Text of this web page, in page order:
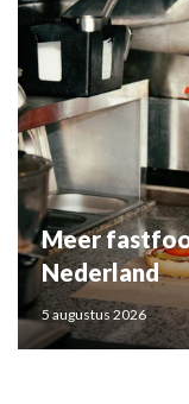
Meer
Nederland
5 augustus 2026